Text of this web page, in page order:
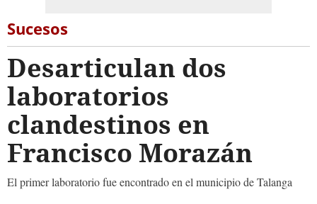
Sucesos
Desarticulan dos
laboratorios
clandestinos en
Francisco Morazán
El primer laboratorio fue encontrado en el municipio de Talanga